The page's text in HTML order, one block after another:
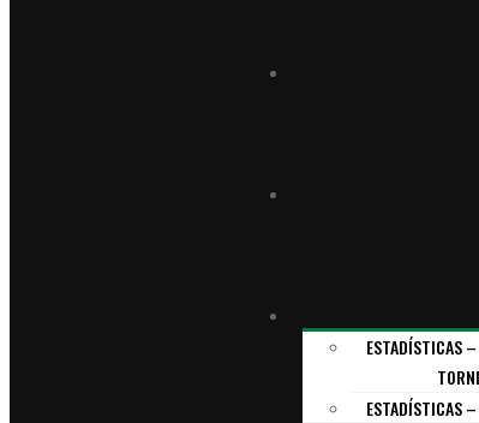
ESTADÍSTICAS
ESTADÍSTICAS